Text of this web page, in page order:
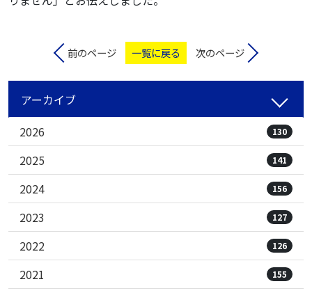
前のページ 一覧に戻る 次のページ
アーカイブ
2026
130
2025 141
2024 156
2023 127
2022 126
2021 155